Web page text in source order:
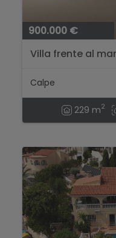
900.000 €
Villa frente al
Calpe
229 m2